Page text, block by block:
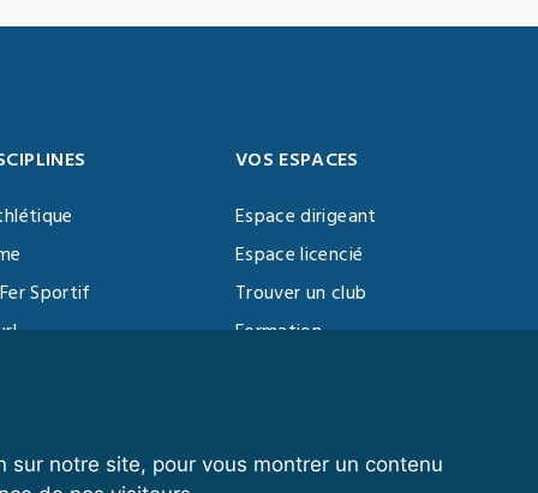
notre site, pour vous montrer un contenu
Sportif
VOS ESPACES
Espace dirigeant
Espace licencié
Trouver un club
Formation